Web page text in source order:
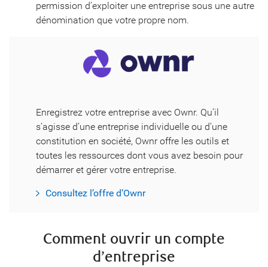
permission d’exploiter une entreprise sous une autre
dénomination que votre propre nom.
Enregistrez votre entreprise avec Ownr. Qu’il
s’agisse d’une entreprise individuelle ou d’une
constitution en société, Ownr offre les outils et
toutes les ressources dont vous avez besoin pour
démarrer et gérer votre entreprise.
Consultez l’offre d’Ownr
Comment ouvrir un compte
d’entreprise